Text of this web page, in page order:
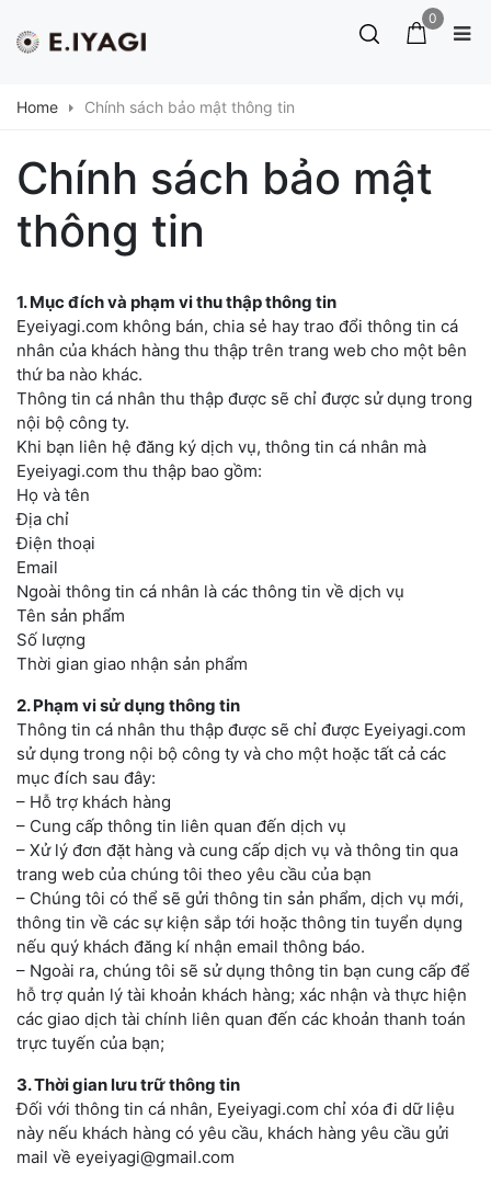
content
0
Home Chính sách bảo mật thông tin
Chính sách bảo mật
thông tin
1. Mục đích và phạm vi thu thập thông tin
Eyeiyagi.com không bán, chia sẻ hay trao đổi thông tin cá
nhân của khách hàng thu thập trên trang web cho một bên
thứ ba nào khác.
Thông tin cá nhân thu thập được sẽ chỉ được sử dụng trong
nội bộ công ty.
Khi bạn liên hệ đăng ký dịch vụ, thông tin cá nhân mà
Eyeiyagi.com thu thập bao gồm:
Họ và tên
Địa chỉ
Điện thoại
Email
Ngoài thông tin cá nhân là các thông tin về dịch vụ
Tên sản phẩm
Số lượng
Thời gian giao nhận sản phẩm
2. Phạm vi sử dụng thông tin
Thông tin cá nhân thu thập được sẽ chỉ được Eyeiyagi.com
sử dụng trong nội bộ công ty và cho một hoặc tất cả các
mục đích sau đây:
– Hỗ trợ khách hàng
– Cung cấp thông tin liên quan đến dịch vụ
– Xử lý đơn đặt hàng và cung cấp dịch vụ và thông tin qua
trang web của chúng tôi theo yêu cầu của bạn
– Chúng tôi có thể sẽ gửi thông tin sản phẩm, dịch vụ mới,
thông tin về các sự kiện sắp tới hoặc thông tin tuyển dụng
nếu quý khách đăng kí nhận email thông báo.
– Ngoài ra, chúng tôi sẽ sử dụng thông tin bạn cung cấp để
hỗ trợ quản lý tài khoản khách hàng; xác nhận và thực hiện
các giao dịch tài chính liên quan đến các khoản thanh toán
trực tuyến của bạn;
3. Thời gian lưu trữ thông tin
Đối với thông tin cá nhân, Eyeiyagi.com chỉ xóa đi dữ liệu
này nếu khách hàng có yêu cầu, khách hàng yêu cầu gửi
mail về eyeiyagi@gmail.com